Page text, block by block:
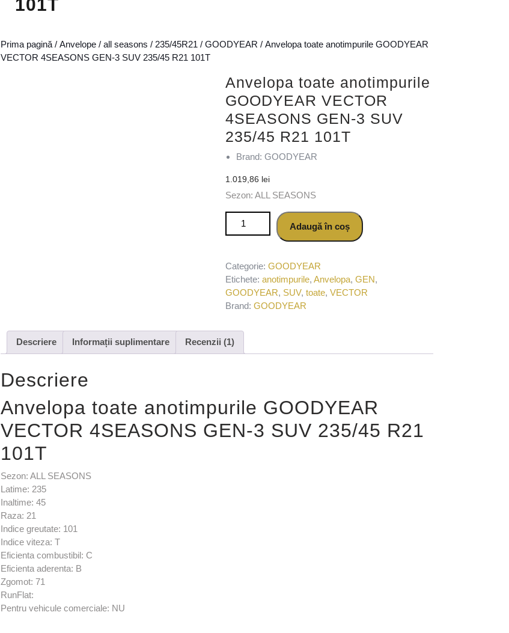
101T
Prima pagină / Anvelope / all seasons / 235/45R21 / GOODYEAR / Anvelopa toate anotimpurile GOODYEAR
VECTOR 4SEASONS GEN-3 SUV 235/45 R21 101T
Anvelopa toate anotimpurile
GOODYEAR VECTOR
4SEASONS GEN-3 SUV
235/45 R21 101T
Brand: GOODYEAR
1.019,86 lei
Sezon: ALL SEASONS
Cantitate Anvelopa toate anotimpurile GOODYEAR VECTOR
Adaugă în coș
Categorie:GOODYEAR
Etichete:anotimpurile,Anvelopa,GEN,
GOODYEAR, SUV,toate,VECTOR
Brand:GOODYEAR
Descriere Informații suplimentare Recenzii (1)
Descriere
Anvelopa toate anotimpurile GOODYEAR
VECTOR 4SEASONS GEN-3 SUV 235/45 R21
101T
Sezon: ALL SEASONS
Latime: 235
Inaltime: 45
Raza: 21
Indice greutate: 101
Indice viteza: T
Eficienta combustibil: C
Eficienta aderenta: B
Zgomot: 71
RunFlat:
Pentru vehicule comerciale: NU